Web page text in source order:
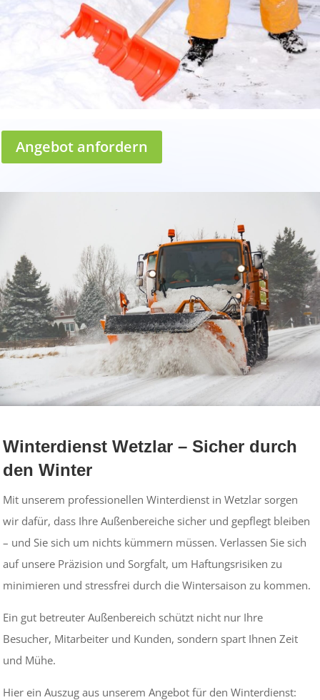
Angebot anfordern
Winterdienst Wetzlar – Sicher durch
den Winter
Mit unserem professionellen Winterdienst in Wetzlar sorgen
wir dafür, dass Ihre Außenbereiche sicher und gepflegt bleiben
– und Sie sich um nichts kümmern müssen. Verlassen Sie sich
auf unsere Präzision und Sorgfalt, um Haftungsrisiken zu
minimieren und stressfrei durch die Wintersaison zu kommen.
Ein gut betreuter Außenbereich schützt nicht nur Ihre
Besucher, Mitarbeiter und Kunden, sondern spart Ihnen Zeit
und Mühe.
Hier ein Auszug aus unserem Angebot für den Winterdienst: